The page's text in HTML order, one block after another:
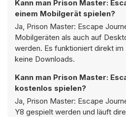
Kann man Prison Master:
einem Mobilgerät spielen?
Ja, Prison Master: Escape
Mobilgeräten als auch auf
werden. Es funktioniert direkt
keine Downloads.
Kann man Prison Master:
kostenlos spielen?
Ja, Prison Master: Escape
Y8 gespielt werden und läuft